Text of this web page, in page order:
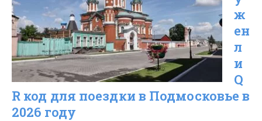
поездки
в
Сочи
в
2026
ж
ен
л
и
Q
R код для поездки в Подмосковье в
2026 году